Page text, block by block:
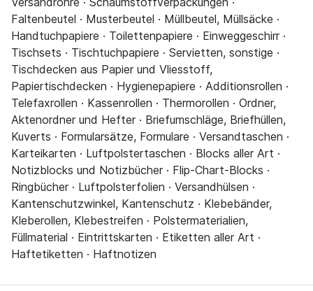
Faltenbeutel · Musterbeutel · Müllbeutel, Müllsäcke ·
Handtuchpapiere · Toilettenpapiere · Einweggeschirr ·
Tischsets · Tischtuchpapiere · Servietten, sonstige ·
Tischdecken aus Papier und Vliesstoff,
Papiertischdecken · Hygienepapiere · Additionsrollen ·
Telefaxrollen · Kassenrollen · Thermorollen · Ordner,
Aktenordner und Hefter · Briefumschläge, Briefhüllen,
Kuverts · Formularsätze, Formulare · Versandtaschen ·
Karteikarten · Luftpolstertaschen · Blocks aller Art ·
Notizblocks und Notizbücher · Flip-Chart-Blocks ·
Ringbücher · Luftpolsterfolien · Versandhülsen ·
Kantenschutzwinkel, Kantenschutz · Klebebänder,
Kleberollen, Klebestreifen · Polstermaterialien,
Füllmaterial · Eintrittskarten · Etiketten aller Art ·
Haftetiketten · Haftnotizen